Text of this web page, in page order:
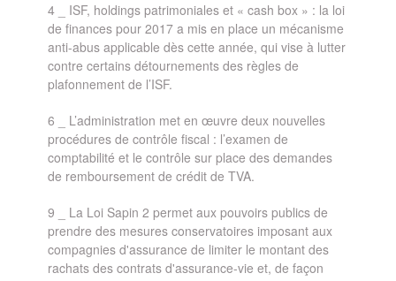
4 _ ISF, holdings patrimoniales et « cash box » : la loi
de finances pour 2017 a mis en place un mécanisme
anti-abus applicable dès cette année, qui vise à lutter
contre certains détournements des règles de
plafonnement de l’ISF.
6 _ L’administration met en œuvre deux nouvelles
procédures de contrôle fiscal : l’examen de
comptabilité et le contrôle sur place des demandes
de remboursement de crédit de TVA.
9 _ La Loi Sapin 2 permet aux pouvoirs publics de
prendre des mesures conservatoires imposant aux
compagnies d'assurance de limiter le montant des
rachats des contrats d'assurance-vie et, de façon